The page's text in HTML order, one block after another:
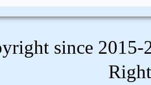
since